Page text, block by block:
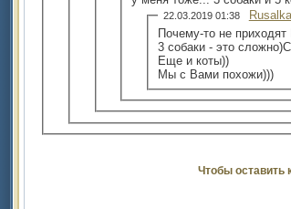
22.03.2019 01:38
Rusalka
Почему-то не
3 собаки - это
Еще и коты))
Мы с Вами похожи)))
Чтобы оставить